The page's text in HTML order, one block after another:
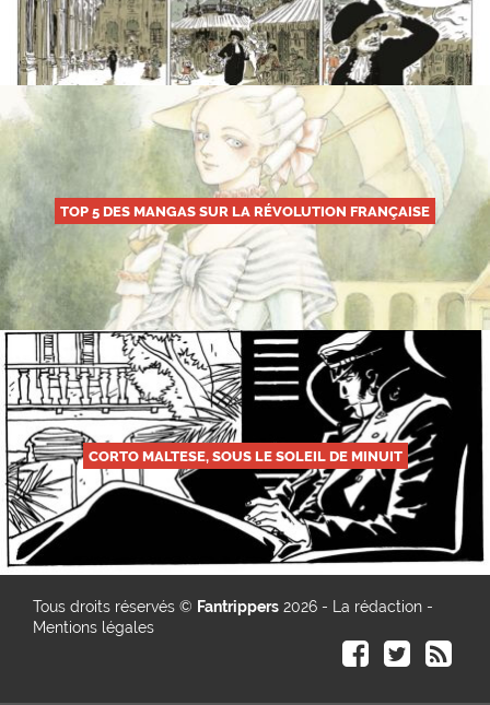
TOP 5 DES MANGAS SUR LA RÉVOLUTION FRANÇAISE
CORTO MALTESE, SOUS LE SOLEIL DE MINUIT
Tous droits réservés © Fantrippers 2026 - La rédaction -
Mentions légales